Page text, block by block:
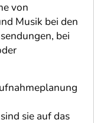
von
Musik bei den
bei
sie auf das